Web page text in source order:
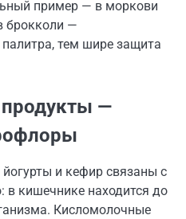
пример — в моркови
брокколи —
тем шире защита
—
и кефир связаны с
в кишечнике находится до
Кисломолочные